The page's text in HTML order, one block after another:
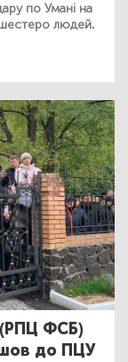
по Умані на
шестеро людей.
ФСБ)
до ПЦУ